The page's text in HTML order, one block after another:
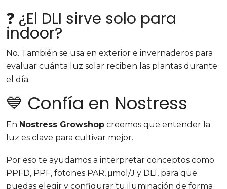
❓ ¿El DLI sirve solo para
indoor?
No. También se usa en exterior e invernaderos para
evaluar cuánta luz solar reciben las plantas durante
el día.
💙 Confía en Nostress
En Nostress Growshop creemos que entender la
luz es clave para cultivar mejor.
Por eso te ayudamos a interpretar conceptos como
PPFD, PPF, fotones PAR, μmol/J y DLI, para que
puedas elegir y configurar tu iluminación de forma